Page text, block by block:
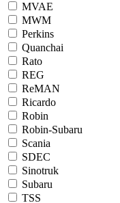
MVAE
MWM
Perkins
Quanchai
Rato
REG
ReMAN
Ricardo
Robin
Robin-Subaru
Scania
SDEC
Sinotruk
Subaru
TSS